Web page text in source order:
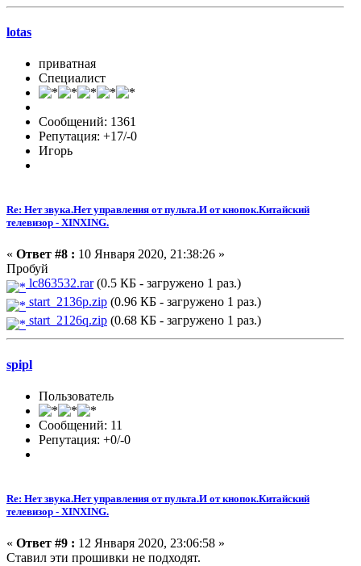
lotas
приватная
Специалист
Сообщений: 1361
Репутация: +17/-0
Игорь
Re: Нет звука.Нет управления от пульта.И от кнопок.Китайский
телевизор - XINXING.
« Ответ #8 : 10 Января 2020, 21:38:26 »
Пробуй
lc863532.rar(0.5 КБ - загружено 1 раз.)
start_2136p.zip (0.96 КБ - загружено 1 раз.)
start_2126q.zip (0.68 КБ - загружено 1 раз.)
spipl
Пользователь
Сообщений: 11
Репутация: +0/-0
Re: Нет звука.Нет управления от пульта.И от кнопок.Китайский
телевизор - XINXING.
« Ответ #9 : 12 Января 2020, 23:06:58 »
Ставил эти прошивки не подходят.